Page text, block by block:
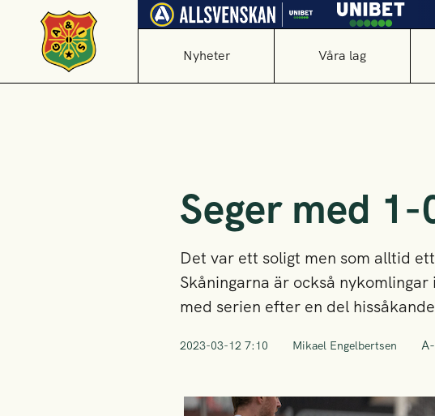
Nyheter Våra lag
Seger med
Det var ett soligt men som alltid
Skåningarna är också
med serien efter en del
2023-03-12 7:10 Mikael Engelbertsen